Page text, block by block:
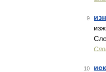
9
10